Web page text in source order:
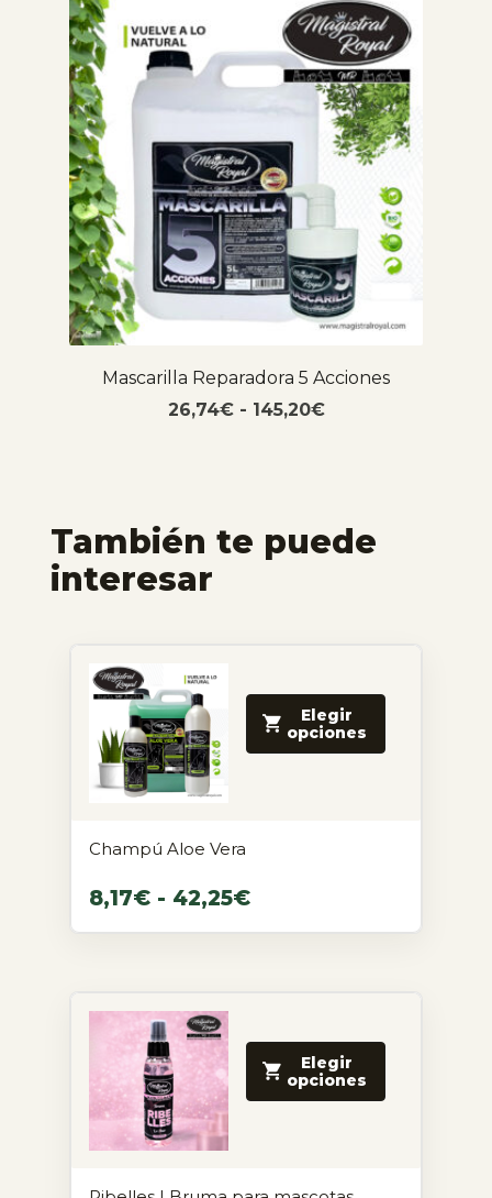
Mascarilla Reparadora 5 Acciones
26,74€ - 145,20€
También te puede
interesar
Elegir
opciones
Champú Aloe Vera
8,17€ - 42,25€
Elegir
opciones